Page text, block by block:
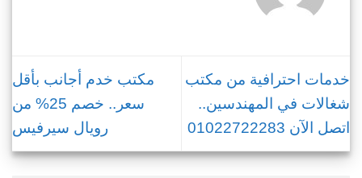
خدمات احترافية من مكتب
شغالات في المهندسين..
اتصل الآن 01022722283
مكتب خدم أجانب بأقل
سعر.. خصم 25% من
رويال سيرفيس